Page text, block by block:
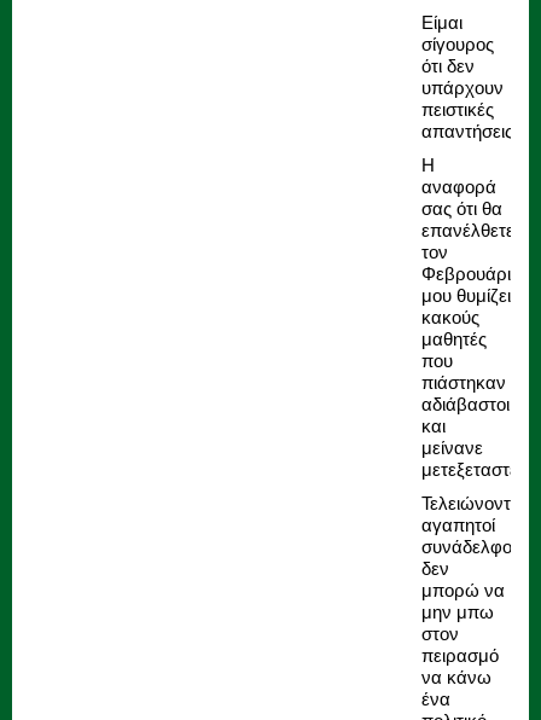
Είμαι
σίγουρος
ότι δεν
υπάρχουν
πειστικές
απαντήσεις.
Η
αναφορά
σας ότι θα
επανέλθετε
τον
Φεβρουάριο,
μου θυμίζει
κακούς
μαθητές
που
πιάστηκαν
αδιάβαστοι
και
μείνανε
μετεξεταστέοι.
Τελειώνοντας
αγαπητοί
συνάδελφοι
δεν
μπορώ να
μην μπω
στον
πειρασμό
να κάνω
ένα